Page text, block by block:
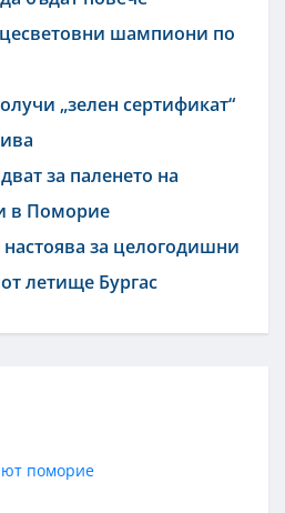
шампиони по
„зелен сертификат“
за паленето на
в Поморие
за целогодишни
летище Бургас
поморие